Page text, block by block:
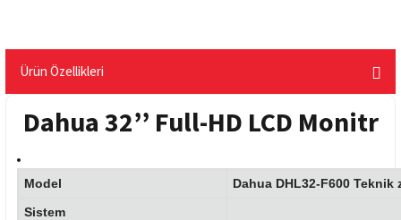
Ürün Özellikleri
Dahua 32’’ Full-HD LCD Monitr
Model Dahua DHL32-F600 Teknik
Sistem